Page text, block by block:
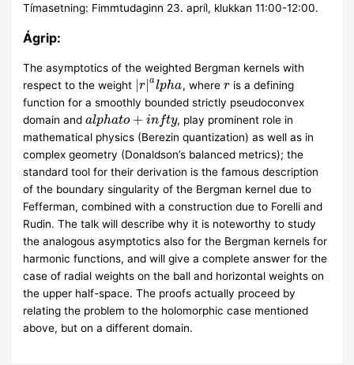
Tímasetning: Fimmtudaginn 23. apríl, klukkan 11:00-12:00.
Ágrip:
The asymptotics of the weighted Bergman kernels with
respect to the weight |r|alpha, where ris a defining
function for a smoothly bounded strictly pseudoconvex
domain andalphato + infty, play prominent role in
mathematical physics (Berezin quantization) as well as in
complex geometry (Donaldson’s balanced metrics); the
standard tool for their derivation is the famous description
of the boundary singularity of the Bergman kernel due to
Fefferman, combined with a construction due to Forelli and
Rudin. The talk will describe why it is noteworthy to study
the analogous asymptotics also for the Bergman kernels for
harmonic functions, and will give a complete answer for the
case of radial weights on the ball and horizontal weights on
the upper half-space. The proofs actually proceed by
relating the problem to the holomorphic case mentioned
above, but on a different domain.